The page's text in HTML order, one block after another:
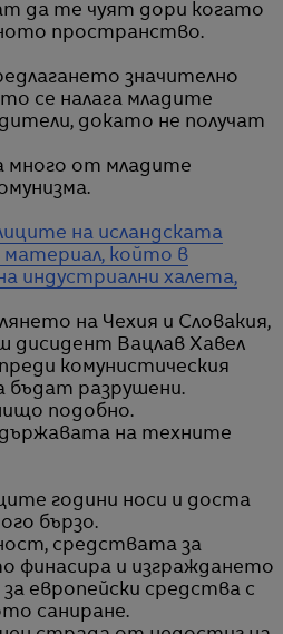
да те чуят дори когато
пространство.
значително
се налага младите
докато не получат
много от младите
на исландската
който в
индустриални халета,
на Чехия и Словакия,
дисидент Вацлав Хавел
комунистическия
бъдат разрушени.
подобно.
на техните
години носи и доста
бързо.
средствата за
финасира и изграждането
европейски средства с
саниране.